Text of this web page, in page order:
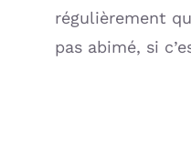
régulièrement
pas abimé, si